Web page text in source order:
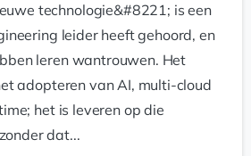
technologie&#8221; is een
leider heeft gehoord, en
leren wantrouwen. Het
adopteren van AI, multi-cloud
het is leveren op die
dat...